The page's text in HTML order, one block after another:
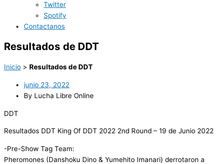
Twitter
Spotify
Contactanos
Resultados de DDT
Inicio > Resultados de DDT
junio 23, 2022
By Lucha Libre Online
DDT
Resultados DDT King Of DDT 2022 2nd Round – 19 de Junio 2022
-Pre-Show Tag Team:
Pheromones (Danshoku Dino & Yumehito Imanari) derrotaron a